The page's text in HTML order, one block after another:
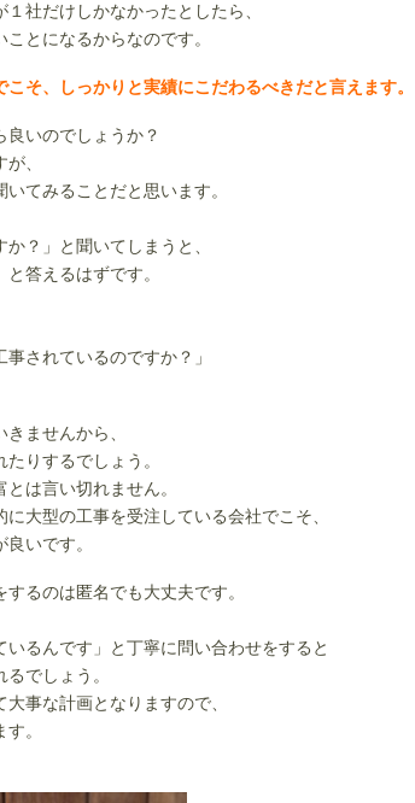
社だけしかなかったとしたら、
とになるからなのです。
そ、しっかりと実績にこだわるべきだと言えます。
良いのでしょうか？
、
てみることだと思います。
？」と聞いてしまうと、
答えるはずです。
されているのですか？」
ませんから、
りするでしょう。
は言い切れません。
大型の工事を受注している会社でこそ、
いです。
るのは匿名でも大丈夫です。
るんです」と丁寧に問い合わせをすると
でしょう。
事な計画となりますので、
。